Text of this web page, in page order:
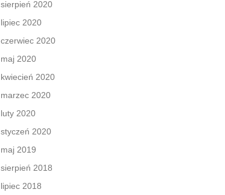
sierpień 2020
lipiec 2020
czerwiec 2020
maj 2020
kwiecień 2020
marzec 2020
luty 2020
styczeń 2020
maj 2019
sierpień 2018
lipiec 2018